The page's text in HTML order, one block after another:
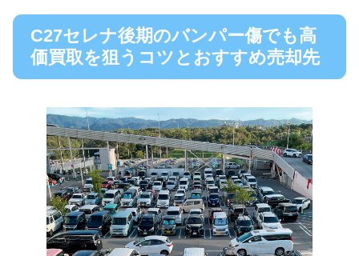
C27セレナ後期のバンパー傷でも高
価買取を狙うコツとおすすめ売却先